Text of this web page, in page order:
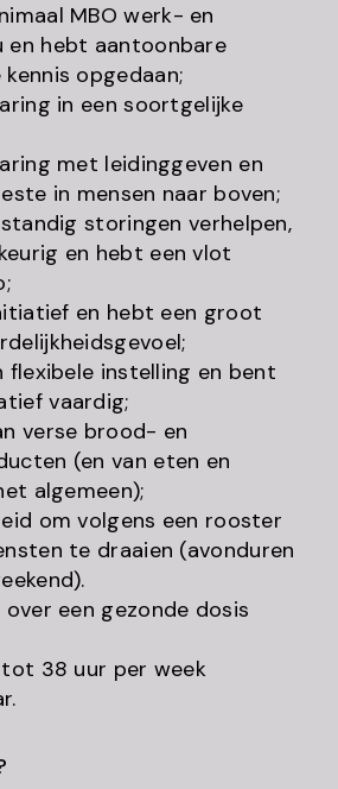
MBO werk- en
en hebt aantoonbare
opgedaan;
in een soortgelijke
met leidinggeven en
in mensen naar boven;
storingen verhelpen,
en hebt een vlot
en hebt een groot
flexibele instelling en bent
vaardig;
verse brood- en
(en van eten en
algemeen);
om volgens een rooster
te draaien (avonduren
een gezonde dosis
38 uur per week